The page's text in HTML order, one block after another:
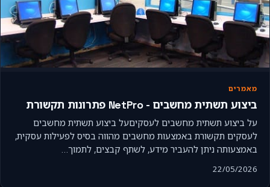
מאמרים
ביצוע תשתית מחשבים - NetPro פתרונות תקשורת
על ביצוע תשתית מחשבים לעסקיםעל ביצוע תשתית מחשבים
לעסקים תקשורת באמצעות מחשבים מהווה בסיס לפעילות עסקית,
באמצעותה ניתן להעביר מידע, לשתף קבצים, לתמוך…
22/05/2026